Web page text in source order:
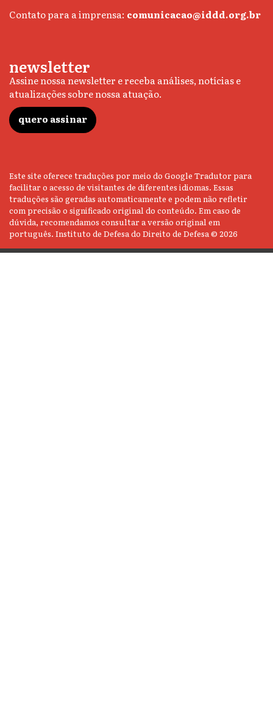
Contato para a imprensa: comunicacao@iddd.org.br
newsletter
Assine nossa newsletter e receba análises, notícias e
atualizações sobre nossa atuação.
quero assinar
Este site oferece traduções por meio do Google Tradutor para
facilitar o acesso de visitantes de diferentes idiomas. Essas
traduções são geradas automaticamente e podem não refletir
com precisão o significado original do conteúdo. Em caso de
dúvida, recomendamos consultar a versão original em
português. Instituto de Defesa do Direito de Defesa © 2026